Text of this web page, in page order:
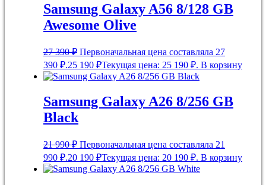
Samsung Galaxy A56 8/128 GB
Awesome Olive
27 390₽ Первоначальная цена составляла 27
390 ₽.25 190 ₽Текущая цена: 25 190 ₽. В корзину
Samsung Galaxy A26 8/256 GB
Black
21 990₽ Первоначальная цена составляла 21
990 ₽.20 190 ₽Текущая цена: 20 190 ₽. В корзину